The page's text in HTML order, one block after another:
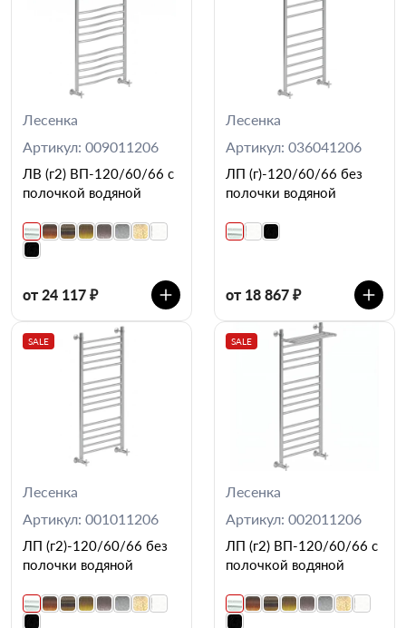
Лесенка
Артикул: 009011206
ЛВ (г2) ВП-120/60/66 с
полочкой водяной
от 24 117 ₽
Лесенка
Артикул: 036041206
ЛП (г)-120/60/66 без
полочки водяной
от 18 867 ₽
SALE
Лесенка
Артикул: 001011206
ЛП (г2)-120/60/66 без
полочки водяной
SALE
Лесенка
Артикул: 002011206
ЛП (г2) ВП-120/60/66 с
полочкой водяной